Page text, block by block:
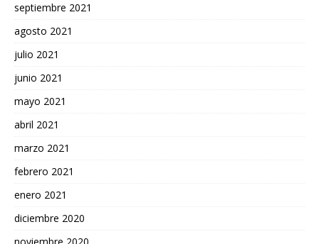
septiembre 2021
agosto 2021
julio 2021
junio 2021
mayo 2021
abril 2021
marzo 2021
febrero 2021
enero 2021
diciembre 2020